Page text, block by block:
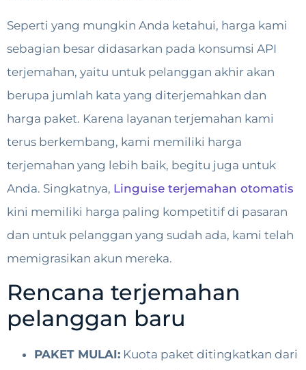
Seperti yang mungkin Anda ketahui, harga kami
sebagian besar didasarkan pada konsumsi API
terjemahan, yaitu untuk pelanggan akhir akan
berupa jumlah kata yang diterjemahkan dan
harga paket. Karena layanan terjemahan kami
terus berkembang, kami memiliki harga
terjemahan yang lebih baik, begitu juga untuk
Anda. Singkatnya, Linguise terjemahan otomatis
kini memiliki harga paling kompetitif di pasaran
dan untuk pelanggan yang sudah ada, kami telah
memigrasikan akun mereka.
Rencana terjemahan
pelanggan baru
PAKET MULAI: Kuota paket ditingkatkan dari